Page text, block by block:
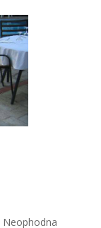
Neophodna